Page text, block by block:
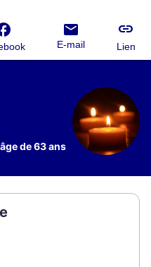
E-mail Lien
de 63 ans